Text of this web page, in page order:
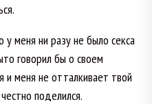
у меня ни разу не было секса
говорил бы о своем
и меня не отталкивает твой
поделился.